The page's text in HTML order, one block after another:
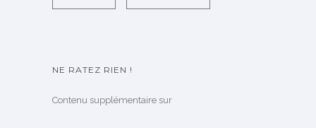
NE RATEZ RIEN !
Contenu supplémentaire sur